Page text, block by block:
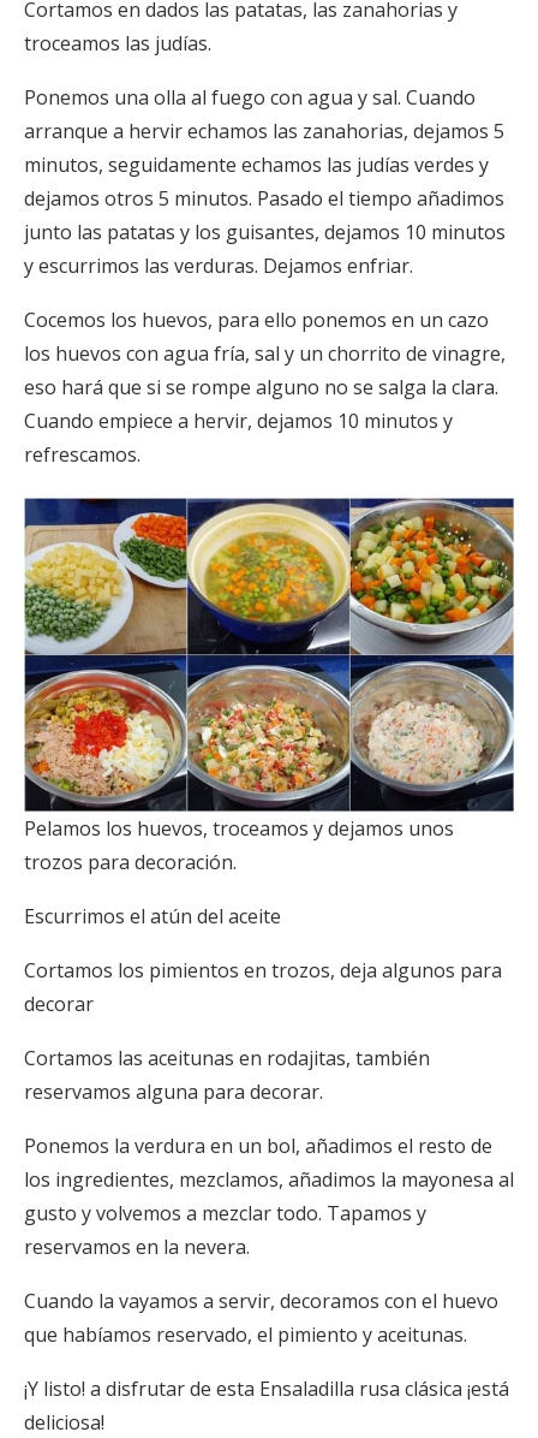
Cortamos en dados las patatas, las zanahorias y
troceamos las judías.
Ponemos una olla al fuego con agua y sal. Cuando
arranque a hervir echamos las zanahorias, dejamos 5
minutos, seguidamente echamos las judías verdes y
dejamos otros 5 minutos. Pasado el tiempo añadimos
junto las patatas y los guisantes, dejamos 10 minutos
y escurrimos las verduras. Dejamos enfriar.
Cocemos los huevos, para ello ponemos en un cazo
los huevos con agua fría, sal y un chorrito de vinagre,
eso hará que si se rompe alguno no se salga la clara.
Cuando empiece a hervir, dejamos 10 minutos y
refrescamos.
Pelamos los huevos, troceamos y dejamos unos
trozos para decoración.
Escurrimos el atún del aceite
Cortamos los pimientos en trozos, deja algunos para
decorar
Cortamos las aceitunas en rodajitas, también
reservamos alguna para decorar.
Ponemos la verdura en un bol, añadimos el resto de
los ingredientes, mezclamos, añadimos la mayonesa al
gusto y volvemos a mezclar todo. Tapamos y
reservamos en la nevera.
Cuando la vayamos a servir, decoramos con el huevo
que habíamos reservado, el pimiento y aceitunas.
¡Y listo! a disfrutar de esta Ensaladilla rusa clásica ¡está
deliciosa!